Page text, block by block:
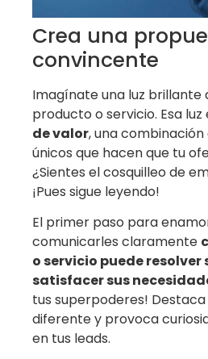
Crea una
convincente
Imagínate una luz brillante
producto o servicio. Esa luz
de valor, una
únicos que hacen que tu
¿Sientes el cosquilleo de
¡Pues sigue leyendo!
El primer paso para
comunicarles claramente
o servicio puede resolver
satisfacer sus
tus superpoderes!
diferente y provoca
en tus leads.